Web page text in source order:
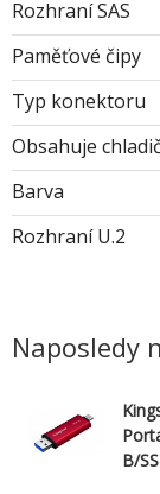
Rozhraní SAS
Paměťové čipy
Typ konektoru
Obsahuje chladič
Barva
Rozhraní U.2
Naposledy
B/